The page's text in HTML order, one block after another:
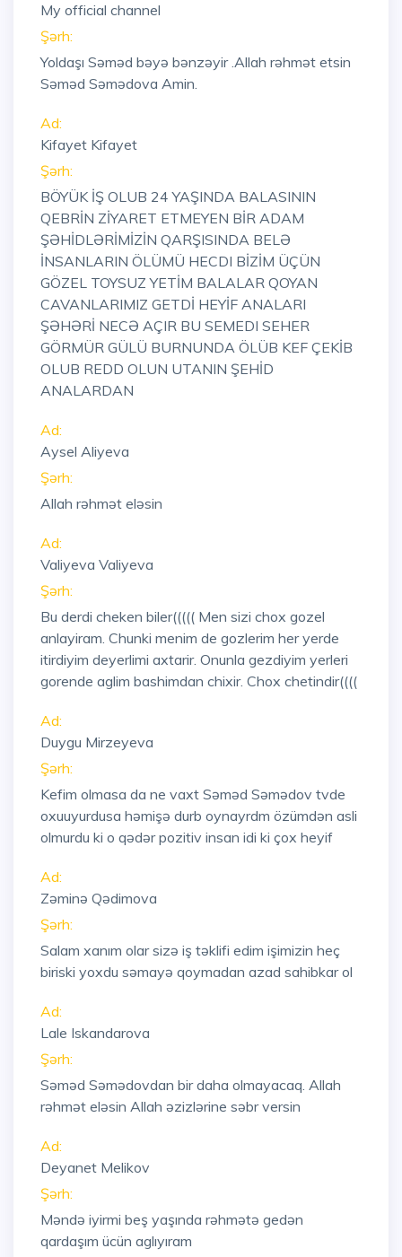
My official channel
Şərh:
Yoldaşı Səməd bəyə bənzəyir .Allah rəhmət etsin
Səməd Səmədova Amin.
Ad:
Kifayet Kifayet
Şərh:
BÖYÜK İŞ OLUB 24 YAŞINDA BALASININ
QEBRİN ZİYARET ETMEYEN BİR ADAM
ŞƏHİDLƏRİMİZİN QARŞISINDA BELƏ
İNSANLARIN ÖLÜMÜ HECDI BİZİM ÜÇÜN
GÖZEL TOYSUZ YETİM BALALAR QOYAN
CAVANLARIMIZ GETDİ HEYİF ANALARI
ŞƏHƏRİ NECƏ AÇIR BU SEMEDI SEHER
GÖRMÜR GÜLÜ BURNUNDA ÖLÜB KEF ÇEKİB
OLUB REDD OLUN UTANIN ŞEHİD
ANALARDAN
Ad:
Aysel Aliyeva
Şərh:
Allah rəhmət eləsin
Ad:
Valiyeva Valiyeva
Şərh:
Bu derdi cheken biler((((( Men sizi chox gozel
anlayiram. Chunki menim de gozlerim her yerde
itirdiyim deyerlimi axtarir. Onunla gezdiyim yerleri
gorende aglim bashimdan chixir. Chox chetindir((((
Ad:
Duygu Mirzeyeva
Şərh:
Kefim olmasa da ne vaxt Səməd Səmədov tvde
oxuuyurdusa həmişə durb oynayrdm özümdən asli
olmurdu ki o qədər pozitiv insan idi ki çox heyif
Ad:
Zəminə Qədimova
Şərh:
Salam xanım olar sizə iş təklifi edim işimizin heç
biriski yoxdu səmayə qoymadan azad sahibkar ol
Ad:
Lale Iskandarova
Şərh:
Səməd Səmədovdan bir daha olmayacaq. Allah
rəhmət eləsin Allah əzizlərine səbr versin
Ad:
Deyanet Melikov
Şərh:
Məndə iyirmi beş yaşında rəhmətə gedən
qardaşım ücün aglıyıram